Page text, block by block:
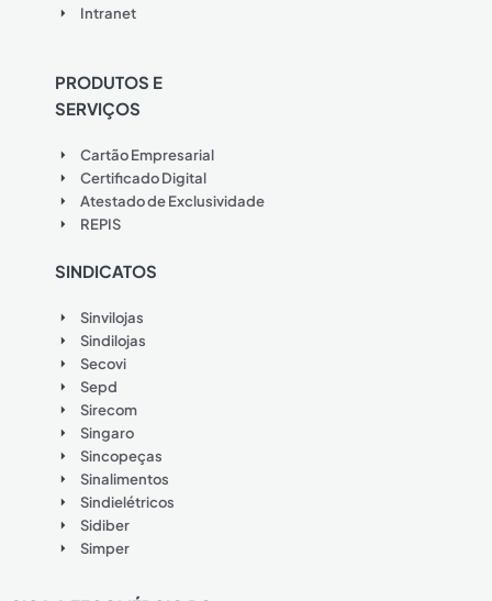
Intranet
PRODUTOS E
SERVIÇOS
Cartão Empresarial
Certificado Digital
Atestado de Exclusividade
REPIS
SINDICATOS
Sinvilojas
Sindilojas
Secovi
Sepd
Sirecom
Singaro
Sincopeças
Sinalimentos
Sindielétricos
Sidiber
Simper